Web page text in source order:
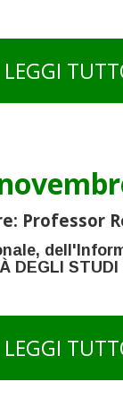
LEGGI
Professor
DEGLI
LEGGI